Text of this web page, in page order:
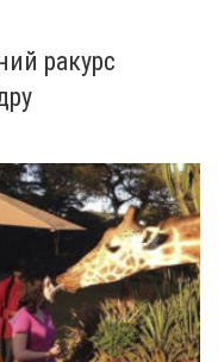
ракурс